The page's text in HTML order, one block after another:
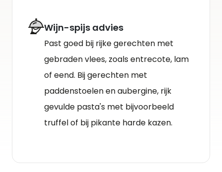
Wijn-spijs advies
Past goed bij rijke gerechten met
gebraden vlees, zoals entrecote, lam
of eend. Bij gerechten met
paddenstoelen en aubergine, rijk
gevulde pasta's met bijvoorbeeld
truffel of bij pikante harde kazen.